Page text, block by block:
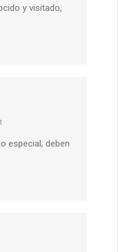
y visitado,
especial, deben